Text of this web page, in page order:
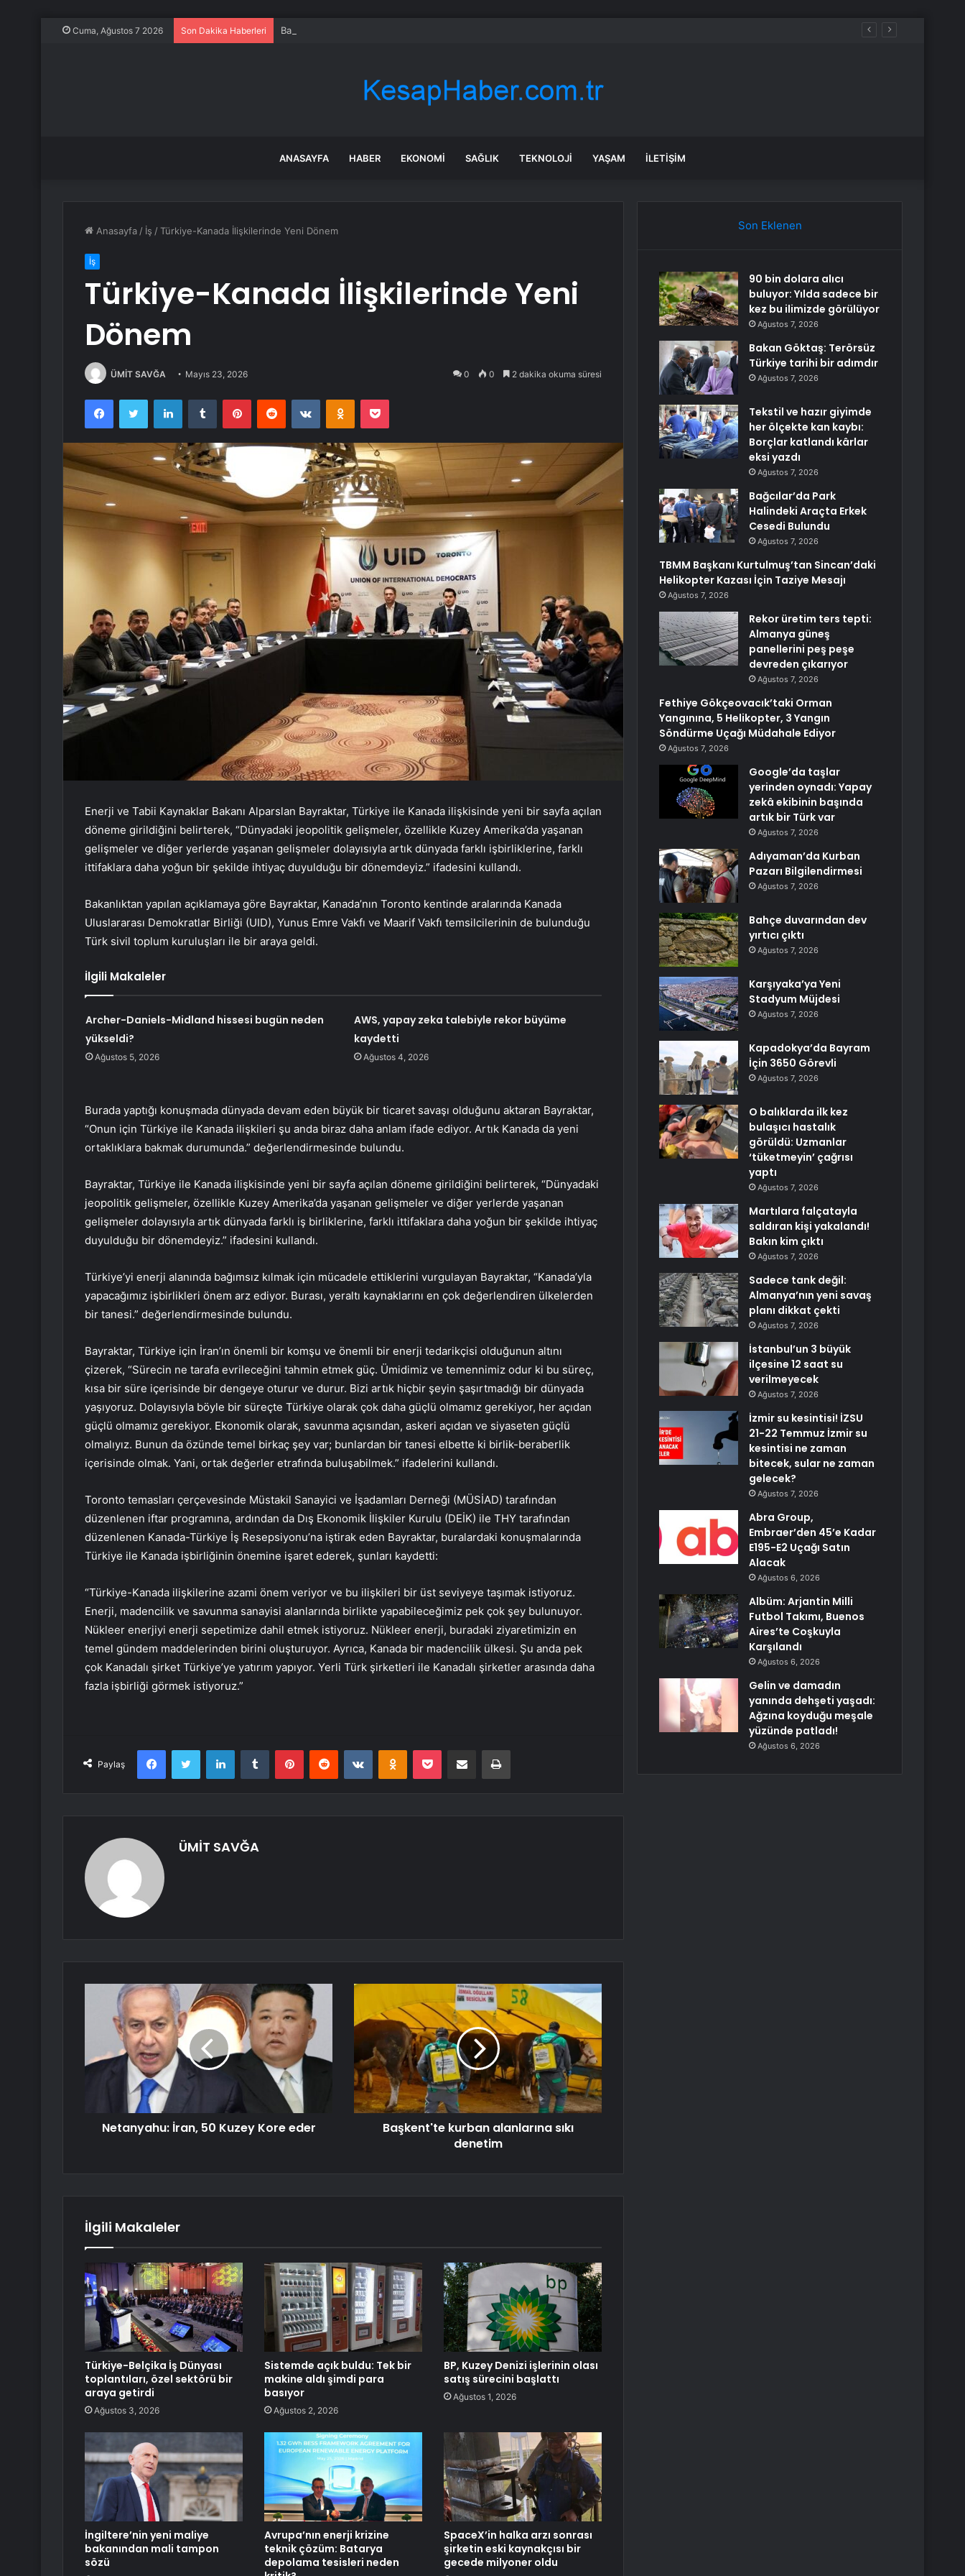
Cuma, Ağustos 7 2026 Son Dakika Haberleri Bakan Göktaş: Terörsüz Türkiye tarihi bir adımdır
ANASAYFA HABER EKONOMI SAĞLIK TEKNOLOJI YAŞAM İLETIŞIM
Anasayfa / İş /Türkiye-Kanada İlişkilerinde Yeni Dönem
İş
Türkiye-Kanada İlişkilerinde Yeni
Dönem
ÜMİT SAVĞA Mayıs 23, 2026 0 0 2 dakika okuma süresi
FacebookTwitter LinkedInTumblr PinterestReddit VKontakteOdnoklassniki
Pocket
Enerji ve Tabii Kaynaklar Bakanı Alparslan Bayraktar, Türkiye ile Kanada ilişkisinde yeni bir sayfa açılan
döneme girildiğini belirterek, “Dünyadaki jeopolitik gelişmeler, özellikle Kuzey Amerika’da yaşanan
gelişmeler ve diğer yerlerde yaşanan gelişmeler dolayısıyla artık dünyada farklı işbirliklerine, farklı
ittifaklara daha yoğun bir şekilde ihtiyaç duyulduğu bir dönemdeyiz.” ifadesini kullandı.
Bakanlıktan yapılan açıklamaya göre Bayraktar, Kanada’nın Toronto kentinde aralarında Kanada
Uluslararası Demokratlar Birliği (UID), Yunus Emre Vakfı ve Maarif Vakfı temsilcilerinin de bulunduğu
Türk sivil toplum kuruluşları ile bir araya geldi.
İlgili Makaleler
Archer-Daniels-Midland hissesi bugün neden
yükseldi?
Ağustos 5, 2026
AWS, yapay zeka talebiyle rekor büyüme
kaydetti
Ağustos 4, 2026
Burada yaptığı konuşmada dünyada devam eden büyük bir ticaret savaşı olduğunu aktaran Bayraktar,
“Onun için Türkiye ile Kanada ilişkileri şu anda biraz daha anlam ifade ediyor. Artık Kanada da yeni
ortaklıklara bakmak durumunda.” değerlendirmesinde bulundu.
Bayraktar, Türkiye ile Kanada ilişkisinde yeni bir sayfa açılan döneme girildiğini belirterek, “Dünyadaki
jeopolitik gelişmeler, özellikle Kuzey Amerika’da yaşanan gelişmeler ve diğer yerlerde yaşanan
gelişmeler dolayısıyla artık dünyada farklı iş birliklerine, farklı ittifaklara daha yoğun bir şekilde ihtiyaç
duyulduğu bir dönemdeyiz.” ifadesini kullandı.
Türkiye’yi enerji alanında bağımsız kılmak için mücadele ettiklerini vurgulayan Bayraktar, “Kanada’yla
yapacağımız işbirlikleri önem arz ediyor. Burası, yeraltı kaynaklarını en çok değerlendiren ülkelerden
bir tanesi.” değerlendirmesinde bulundu.
Bayraktar, Türkiye için İran’ın önemli bir komşu ve önemli bir enerji tedarikçisi olduğunun altını
çizerek, “Sürecin ne tarafa evrileceğini tahmin etmek güç. Ümidimiz ve temennimiz odur ki bu süreç,
kısa bir süre içerisinde bir dengeye oturur ve durur. Bizi artık hiçbir şeyin şaşırtmadığı bir dünyada
yaşıyoruz. Dolayısıyla böyle bir süreçte Türkiye olarak çok daha güçlü olmamız gerekiyor, her açıdan
güçlü olmamız gerekiyor. Ekonomik olarak, savunma açısından, askeri açıdan ve siyaseten güçlü
olmalıyız. Bunun da özünde temel birkaç şey var; bunlardan bir tanesi elbette ki birlik-beraberlik
içerisinde olmak. Yani, ortak değerler etrafında buluşabilmek.” ifadelerini kullandı.
Toronto temasları çerçevesinde Müstakil Sanayici ve İşadamları Derneği (MÜSİAD) tarafından
düzenlenen iftar programına, ardından da Dış Ekonomik İlişkiler Kurulu (DEİK) ile THY tarafından
düzenlenen Kanada-Türkiye İş Resepsiyonu’na iştirak eden Bayraktar, buralardaki konuşmalarında
Türkiye ile Kanada işbirliğinin önemine işaret ederek, şunları kaydetti:
“Türkiye-Kanada ilişkilerine azami önem veriyor ve bu ilişkileri bir üst seviyeye taşımak istiyoruz.
Enerji, madencilik ve savunma sanayisi alanlarında birlikte yapabileceğimiz pek çok şey bulunuyor.
Nükleer enerjiyi enerji sepetimize dahil etmek istiyoruz. Nükleer enerji, buradaki ziyaretimizin en
temel gündem maddelerinden birini oluşturuyor. Ayrıca, Kanada bir madencilik ülkesi. Şu anda pek
çok Kanadalı şirket Türkiye’ye yatırım yapıyor. Yerli Türk şirketleri ile Kanadalı şirketler arasında daha
fazla işbirliği görmek istiyoruz.”
Paylaş
FacebookTwitter LinkedInTumblr PinterestReddit VKontakteOdnoklassniki
Pocket E-Posta ile paylaş Yazdır
ÜMİT SAVĞA
Netanyahu: İran, 50 Kuzey Kore eder
Başkent'te kurban alanlarına sıkı
denetim
İlgili Makaleler
Türkiye-Belçika İş Dünyası
toplantıları, özel sektörü bir
araya getirdi
Ağustos 3, 2026
Sistemde açık buldu: Tek bir
makine aldı şimdi para
basıyor
Ağustos 2, 2026
BP, Kuzey Denizi işlerinin olası
satış sürecini başlattı
Ağustos 1, 2026
İngiltere’nin yeni maliye
bakanından mali tampon
sözü
Avrupa’nın enerji krizine
teknik çözüm: Batarya
depolama tesisleri neden
SpaceX’in halka arzı sonrası
şirketin eski kaynakçısı bir
gecede milyoner oldu
Son Eklenen
90 bin dolara alıcı
buluyor: Yılda sadece bir
kez bu ilimizde görülüyor
Ağustos 7, 2026
Bakan Göktaş: Terörsüz
Türkiye tarihi bir adımdır
Ağustos 7, 2026
Tekstil ve hazır giyimde
her ölçekte kan kaybı:
Borçlar katlandı kârlar
eksi yazdı
Ağustos 7, 2026
Bağcılar’da Park
Halindeki Araçta Erkek
Cesedi Bulundu
Ağustos 7, 2026
TBMM Başkanı Kurtulmuş’tan Sincan’daki
Helikopter Kazası İçin Taziye Mesajı
Ağustos 7, 2026
Rekor üretim ters tepti:
Almanya güneş
panellerini peş peşe
devreden çıkarıyor
Ağustos 7, 2026
Fethiye Gökçeovacık’taki Orman
Yangınına, 5 Helikopter, 3 Yangın
Söndürme Uçağı Müdahale Ediyor
Ağustos 7, 2026
Google’da taşlar
yerinden oynadı: Yapay
zekâ ekibinin başında
artık bir Türk var
Ağustos 7, 2026
Adıyaman’da Kurban
Pazarı Bilgilendirmesi
Ağustos 7, 2026
Bahçe duvarından dev
yırtıcı çıktı
Ağustos 7, 2026
Karşıyaka’ya Yeni
Stadyum Müjdesi
Ağustos 7, 2026
Kapadokya’da Bayram
İçin 3650 Görevli
Ağustos 7, 2026
O balıklarda ilk kez
bulaşıcı hastalık
görüldü: Uzmanlar
‘tüketmeyin’ çağrısı
yaptı
Ağustos 7, 2026
Martılara falçatayla
saldıran kişi yakalandı!
Bakın kim çıktı
Ağustos 7, 2026
Sadece tank değil:
Almanya’nın yeni savaş
planı dikkat çekti
Ağustos 7, 2026
İstanbul’un 3 büyük
ilçesine 12 saat su
verilmeyecek
Ağustos 7, 2026
İzmir su kesintisi! İZSU
21-22 Temmuz İzmir su
kesintisi ne zaman
bitecek, sular ne zaman
gelecek?
Ağustos 7, 2026
Abra Group,
Embraer’den 45’e Kadar
E195-E2 Uçağı Satın
Alacak
Ağustos 6, 2026
Albüm: Arjantin Milli
Futbol Takımı, Buenos
Aires’te Coşkuyla
Karşılandı
Ağustos 6, 2026
Gelin ve damadın
yanında dehşeti yaşadı:
Ağzına koyduğu meşale
yüzünde patladı!
Ağustos 6, 2026